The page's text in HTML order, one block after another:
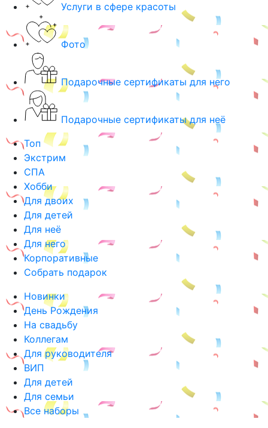
Услуги в сфере красоты
Фото
Подарочные сертификаты для него
Подарочные сертификаты для неё
Топ
Экстрим
СПА
Хобби
Для двоих
Для детей
Для неё
Для него
Корпоративные
Собрать подарок
Новинки
День Рождения
На свадьбу
Коллегам
Для руководителя
ВИП
Для детей
Для семьи
Все наборы